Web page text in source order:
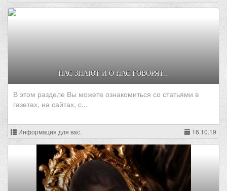
НАС ЗНАЮТ И О НАС ГОВОРЯТ...
В этом разделе Вы можете ознакомиться со статьями в
газетах, на сайтах, с...
Информация для вас. 16.10.19